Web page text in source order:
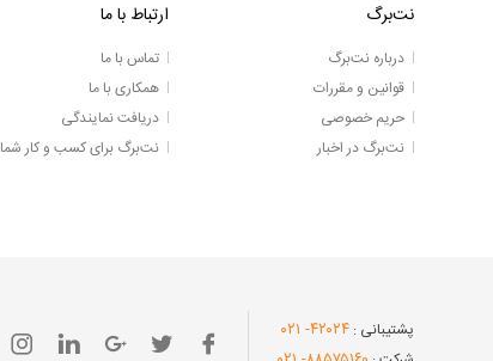
نت‌برگ
درباره نت‌برگ
قوانین و مقررات
حریم خصوصی
نت‌برگ در اخبار
ارتباط با ما
تماس با ما
همکاری با ما
دریافت نمایندگی
نت‌برگ برای کسب و کار شما
پشتیبانی : ۴۲۰۲۴- ۰۲۱